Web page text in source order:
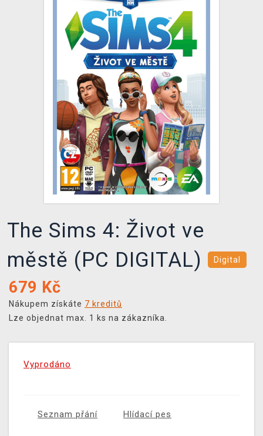
PRODEJNY
XZONE KLUB
TCG & BOARDGAME HUB
VÝKUP HER (BAZAR)
The Sims 4: Život ve
městě (PC DIGITAL)
Digital
679 Kč
Nákupem získáte 7 kreditů
Lze objednat max. 1 ks na zákazníka.
Vyprodáno
Seznam přání Hlídací pes